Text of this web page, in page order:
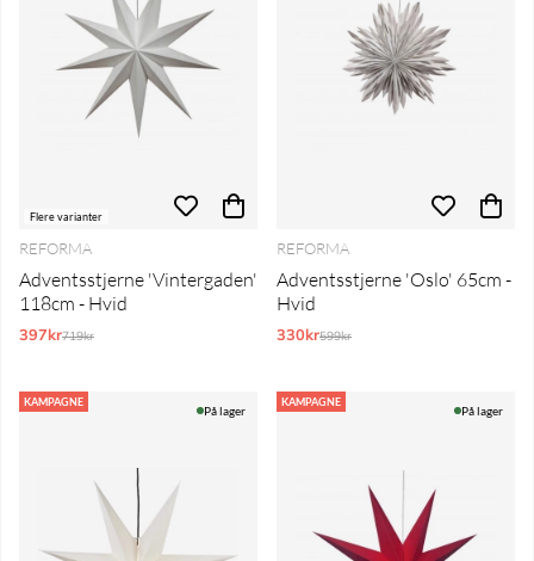
Flere varianter
REFORMA
Adventsstjerne 'Vintergaden'
118cm - Hvid
397krNormalpris:
719kr
REFORMA
Adventsstjerne 'Oslo' 65cm -
Hvid
330krNormalpris:
599kr
KAMPAGNE
På lager
KAMPAGNE
På lager